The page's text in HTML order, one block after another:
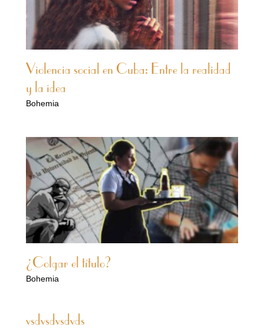
Violencia social en Cuba: Entre la realidad
y la idea
Bohemia
¿Colgar el título?
Bohemia
vsdvsdvsdvds